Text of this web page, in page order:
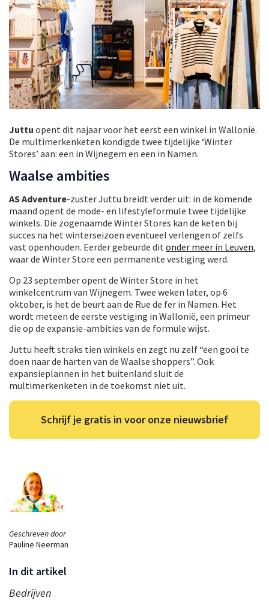
Geschreven door
Pauline Neerman
In dit artikel
Bedrijven
Juttu opent dit najaar voor het eerst een winkel in Wallonië.
De multimerkenketen kondigde twee tijdelijke ‘Winter
Stores’ aan: een in Wijnegem en een in Namen.
Waalse ambities
AS Adventure-zuster Juttu breidt verder uit: in de komende
maand opent de mode- en lifestyleformule twee tijdelijke
winkels. Die zogenaamde Winter Stores kan de keten bij
succes na het winterseizoen eventueel verlengen of zelfs
vast openhouden. Eerder gebeurde dit onder meer in Leuven,
waar de Winter Store een permanente vestiging werd.
Op 23 september opent de Winter Store in het
winkelcentrum van Wijnegem. Twee weken later, op 6
oktober, is het de beurt aan de Rue de fer in Namen. Het
wordt meteen de eerste vestiging in Wallonië, een primeur
die op de expansie-ambities van de formule wijst.
Juttu heeft straks tien winkels en zegt nu zelf “een gooi te
doen naar de harten van de Waalse shoppers”. Ook
expansieplannen in het buitenland sluit de
multimerkenketen in de toekomst niet uit.
Schrijf je gratis in voor onze nieuwsbrief